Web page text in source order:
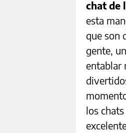
chat de
esta
que son
gente,
entablar
los